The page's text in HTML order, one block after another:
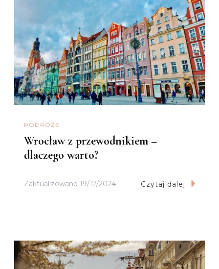
PODRÓŻE
Wrocław z przewodnikiem –
dlaczego warto?
Zaktualizowano 19/12/2024 Czytaj dalej